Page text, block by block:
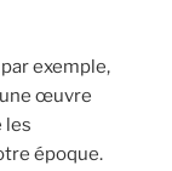
exemple,
œuvre
les
époque.